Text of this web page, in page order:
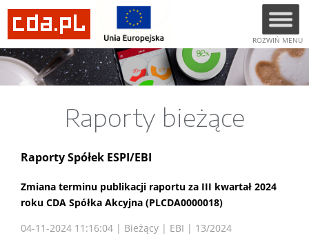
ROZWIŃ MENU
Raporty bieżące
Raporty Spółek ESPI/EBI
Zmiana terminu publikacji raportu za III kwartał 2024
roku CDA Spółka Akcyjna (PLCDA0000018)
04-11-2024 11:16:04 | Bieżący | EBI | 13/2024